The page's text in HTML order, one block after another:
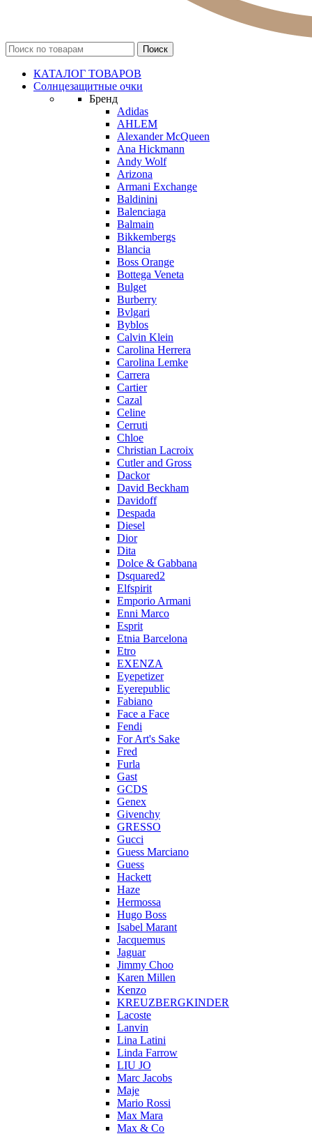
КАТАЛОГ ТОВАРОВ
Солнцезащитные очки
Бренд
Adidas
AHLEM
Alexander McQueen
Ana Hickmann
Andy Wolf
Arizona
Armani Exchange
Baldinini
Balenciaga
Balmain
Bikkembergs
Blancia
Boss Orange
Bottega Veneta
Bulget
Burberry
Bvlgari
Byblos
Calvin Klein
Carolina Herrera
Carolina Lemke
Carrera
Cartier
Cazal
Celine
Cerruti
Chloe
Christian Lacroix
Cutler and Gross
Dackor
David Beckham
Davidoff
Despada
Diesel
Dior
Dita
Dolce & Gabbana
Dsquared2
Elfspirit
Emporio Armani
Enni Marco
Esprit
Etnia Barcelona
Etro
EXENZA
Eyepetizer
Eyerepublic
Fabiano
Face a Face
Fendi
For Art's Sake
Fred
Furla
Gast
GCDS
Genex
Givenchy
GRESSO
Gucci
Guess Marciano
Guess
Hackett
Haze
Hermossa
Hugo Boss
Isabel Marant
Jacquemus
Jaguar
Jimmy Choo
Karen Millen
Kenzo
KREUZBERGKINDER
Lacoste
Lanvin
Lina Latini
Linda Farrow
LIU JO
Marc Jacobs
Maje
Mario Rossi
Max Mara
Max & Co